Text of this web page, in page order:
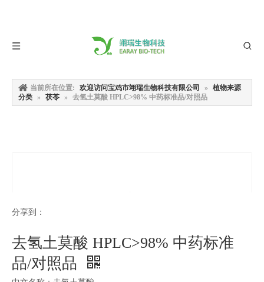
当前所在位置: 欢迎访问宝鸡市翊瑞生物科技有限公司 »
植物来源
分类 » 茯苓 » 去氢土莫酸 HPLC>98% 中药标准品/对照品
分享到：
去氢土莫酸 HPLC>98% 中药标准
品/对照品